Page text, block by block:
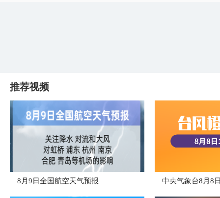
推荐视频
8月9日全国航空天气预报